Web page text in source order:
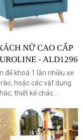
NỮ CAO CẤP
- ALD1296
để khoá 1 lần nhiều xe
hoặc các vật dụng
thiết kế chắc...